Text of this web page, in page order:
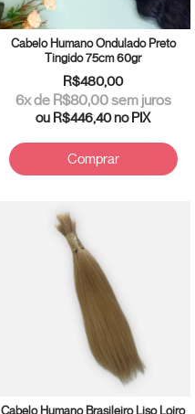
Cabelo Humano Ondulado Preto
Tingido 75cm 60gr
R$480,00
6x de R$80,00sem juros
ou R$446,40no PIX
Comprar
Cabelo Humano Brasileiro Liso Loiro